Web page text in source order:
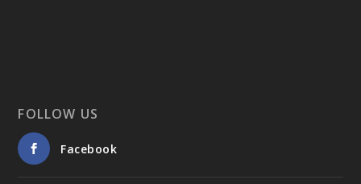
FOLLOW US
Facebook